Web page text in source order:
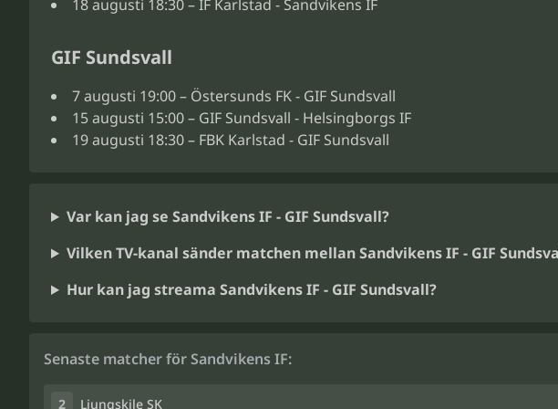
18 augusti 18:30 – IF Karlstad - Sandvikens IF
GIF Sundsvall
7 augusti 19:00 – Östersunds FK - GIF Sundsvall
15 augusti 15:00 – GIF Sundsvall - Helsingborgs IF
19 augusti 18:30 – FBK Karlstad - GIF Sundsvall
Var kan jag se Sandvikens IF - GIF Sundsvall?
Vilken TV-kanal sänder matchen mellan Sandvikens IF - GIF
Hur kan jag streama Sandvikens IF - GIF Sundsvall?
Senaste matcher för Sandvikens IF:
2 Ljungskile SK